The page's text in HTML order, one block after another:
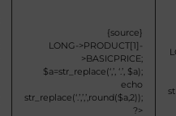
{source}
LONG->PRODUCT[1]-
>BASICPRICE;
$a=str_replace(‘,’, ‘.’, $a);
echo
str_replace(‘.’,’,’,round($a,2));
?>